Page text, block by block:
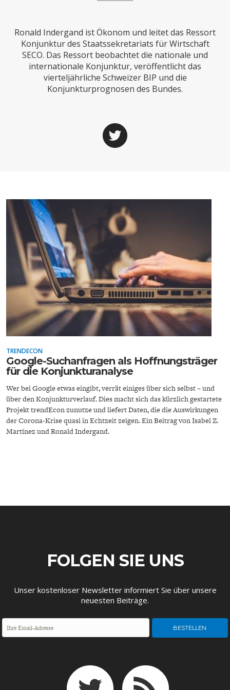
SUCHE
ABO/LOGIN
INDUSTRIEPOLITIK
UNGLEICHHEIT UND
ENERGIE & UMWELT
EUROPA
Ronald Indergand ist Ökonom und leitet das Ressort
Konjunktur des Staatssekretariats für Wirtschaft
SECO. Das Ressort beobachtet die nationale und
internationale Konjunktur, veröffentlicht das
vierteljährliche Schweizer BIP und die
Konjunkturprognosen des Bundes.
TRENDECON
Google-Suchanfragen als Hoffnungsträger
für die Konjunkturanalyse
Wer bei Google etwas eingibt, verrät einiges über sich selbst – und
über den Konjunkturverlauf. Dies macht sich das kürzlich gestartete
Projekt trendEcon zunutze und liefert Daten, die die Auswirkungen
der Corona-Krise quasi in Echtzeit zeigen. Ein Beitrag von Isabel Z.
Martínez und Ronald Indergand.
FOLGEN SIE UNS
Unser kostenloser Newsletter informiert Sie über unsere
neuesten Beiträge.